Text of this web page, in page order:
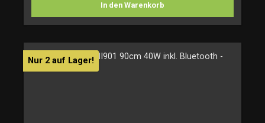
In den Warenkorb
Nur 2 auf Lager!